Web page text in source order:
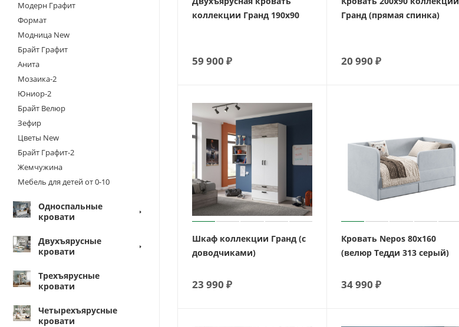
Модерн Графит
Формат
Модница New
Брайт Графит
Анита
Мозаика-2
Юниор-2
Брайт Велюр
Зефир
Цветы New
Брайт Графит-2
Жемчужина
Мебель для детей от 0-10
Односпальные
кровати
Двухъярусные
кровати
Трехъярусные
кровати
Четырехъярусные
кровати
коллекции Гранд 190х90
59 900 ₽
Гранд (прямая спинка)
20 990 ₽
Шкаф коллекции Гранд (с
доводчиками)
23 990 ₽
Кровать Nepos 80х160
(велюр Тедди 313 серый)
34 990 ₽